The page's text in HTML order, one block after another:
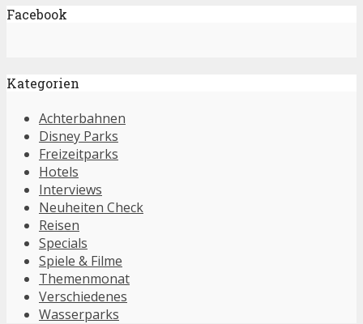
Facebook
Kategorien
Achterbahnen
Disney Parks
Freizeitparks
Hotels
Interviews
Neuheiten Check
Reisen
Specials
Spiele & Filme
Themenmonat
Verschiedenes
Wasserparks